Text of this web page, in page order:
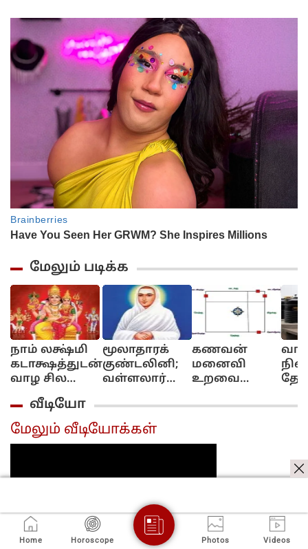
மேலும் படிக்க
நாம் லக்ஷ்மி
கடாக்ஷத்துடன்
வாழ சில
மந்திரங்கள்...!
மூலாதாரக்
குண்டலினி;
வள்ளலார்
கணவன்
மனைவி
உறவை
குபேர மூலை!
வீடியோ
மேலும் வீடியோக்கள்
Home Horoscope Photos Videos